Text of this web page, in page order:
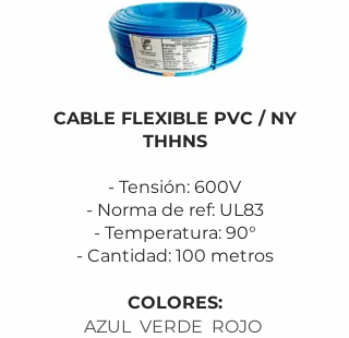
CABLE FLEXIBLE PVC / NY
THHNS
- Tensión: 600V
- Norma de ref: UL83
- Temperatura: 90°
- Cantidad: 100 metros
COLORES:
AZUL VERDE ROJO